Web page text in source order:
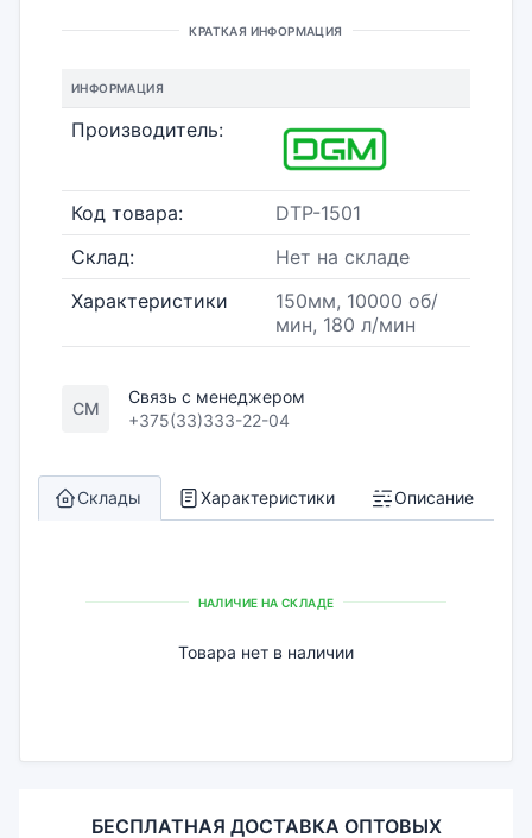
КРАТКАЯ ИНФОРМАЦИЯ
ИНФОРМАЦИЯ
Производитель:
Код товара:
DTP-1501
Склад:
Нет на складе
Характеристики
150мм, 10000 об/
мин, 180 л/мин
СМ
Связь с менеджером
+375(33)333-22-04
Склады Характеристики Описание
НАЛИЧИЕ НА СКЛАДЕ
Товара нет в наличии
БЕСПЛАТНАЯ ДОСТАВКА ОПТОВЫХ